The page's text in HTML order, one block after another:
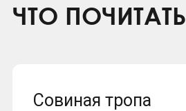
ЧТО ПОЧИТАТЬ
Совиная тропа